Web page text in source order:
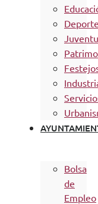
Deporte
Bolsa
de
Empleo